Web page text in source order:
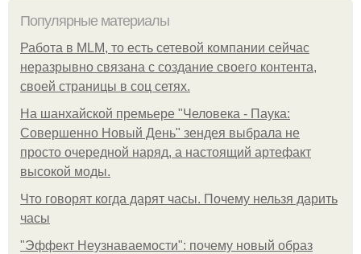
Популярные материалы
Работа в MLM, то есть сетевой компании сейчас
неразрывно связана с создание своего контента,
своей страницы в соц сетях.
На шанхайской премьере "Человека - Паука:
Совершенно Новый День" зендея выбрала не
просто очередной наряд, а настоящий артефакт
высокой моды.
Что говорят когда дарят часы. Почему нельзя дарить
часы
"Эффект Неузнаваемости": почему новый образ